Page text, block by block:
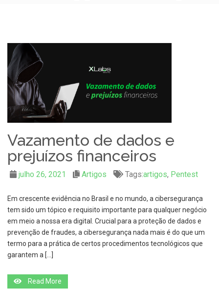
Vazamento de dados e
prejuízos financeiros
julho 26, 2021 Artigos Tags:artigos, Pentest
Em crescente evidência no Brasil e no mundo, a cibersegurança
tem sido um tópico e requisito importante para qualquer negócio
em meio a nossa era digital. Crucial para a proteção de dados e
prevenção de fraudes, a cibersegurança nada mais é do que um
termo para a prática de certos procedimentos tecnológicos que
garantem a […]
Read More